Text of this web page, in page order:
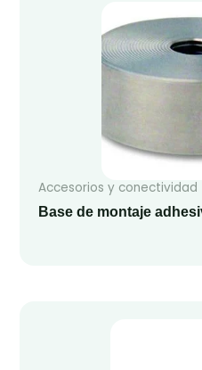
Accesorios y conectividad
Base de montaje